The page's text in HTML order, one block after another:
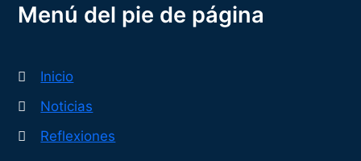
Menú del pie de página
Inicio
Noticias
Reflexiones